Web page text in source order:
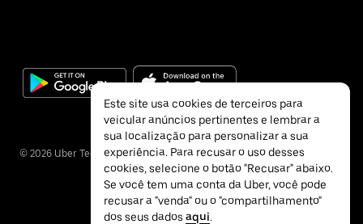
© 2026 Uber Technologies Inc.
Este site usa cookies de terceiros para
veicular anúncios pertinentes e lembrar a
sua localização para personalizar a sua
experiência. Para recusar o uso desses
cookies, selecione o botão "Recusar" abaixo.
Se você tem uma conta da Uber, você pode
recusar a "venda" ou o "compartilhamento"
dos seus dados aqui.